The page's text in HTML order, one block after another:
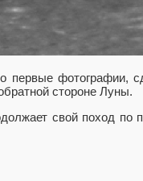
первые фотографии,
стороне Луны.
свой поход по